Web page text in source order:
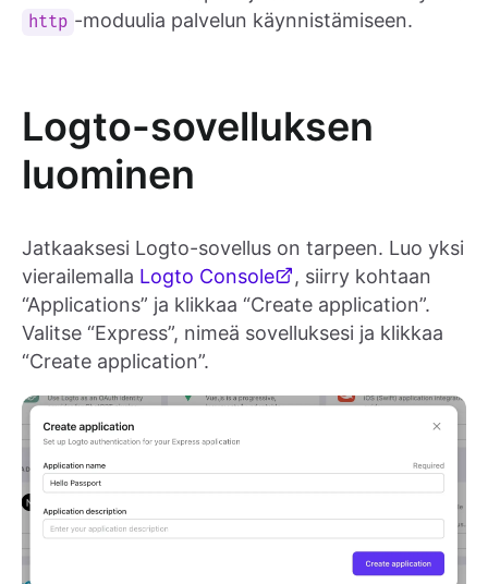
http -moduulia palvelun käynnistämiseen.
Logto-sovelluksen
luominen
Jatkaaksesi Logto-sovellus on tarpeen. Luo yksi
vierailemalla Logto Console
, siirry kohtaan
“Applications” ja klikkaa “Create application”.
Valitse “Express”, nimeä sovelluksesi ja klikkaa
“Create application”.